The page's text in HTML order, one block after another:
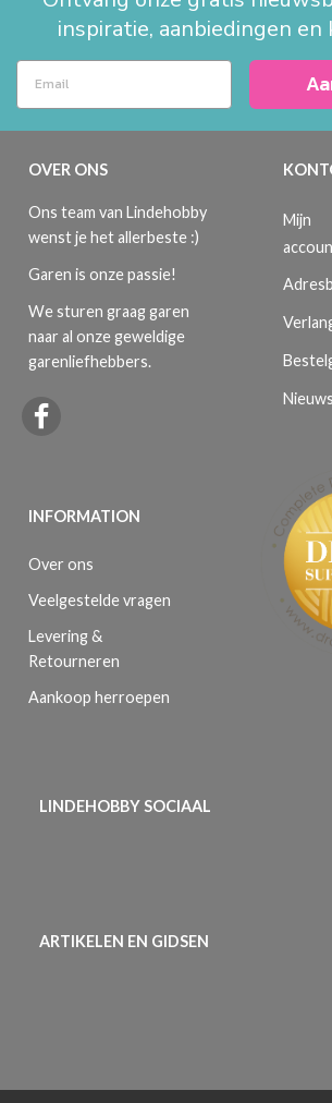
inspiratie, aanbiedingen
OVER ONS
Ons team van Lindehobby
wenst je het allerbeste :)
Garen is onze passie!
We sturen graag garen
naar al onze geweldige
garenliefhebbers.
INFORMATION
Over ons
Veelgestelde vragen
Levering &
Retourneren
Aankoop herroepen
Mijn
LINDEHOBBY SOCIAAL
ARTIKELEN EN GIDSEN